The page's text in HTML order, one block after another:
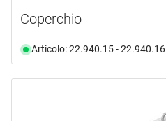
Coperchio
Articolo: 22.940.15 - 22.940.16